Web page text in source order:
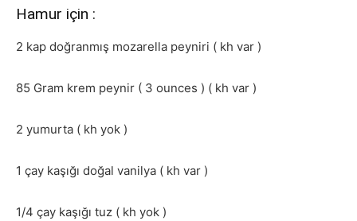
Hamur için :
2 kap doğranmış mozarella peyniri ( kh var )
85 Gram krem peynir ( 3 ounces ) ( kh var )
2 yumurta ( kh yok )
1 çay kaşığı doğal vanilya ( kh var )
1/4 çay kaşığı tuz ( kh yok )